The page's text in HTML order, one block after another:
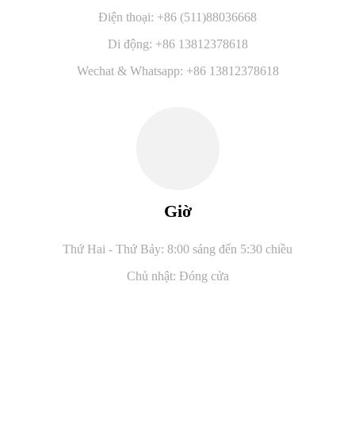
Điện thoại: +86 (511)88036668
Di động: +86 13812378618
Wechat & Whatsapp: +86 13812378618
Giờ
Thứ Hai - Thứ Bảy: 8:00 sáng đến 5:30 chiều
Chủ nhật: Đóng cửa